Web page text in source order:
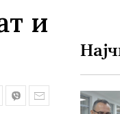
и